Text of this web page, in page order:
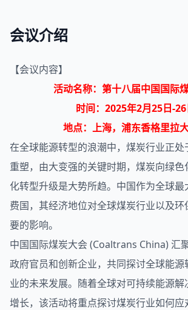
会议介绍
【会议内容】
活动名称：第十八届中国国际
时间：2025年2月25日-26
地点：上海，浦东香格里拉
在全球能源转型的浪潮中，煤炭行业正处
重塑，由大变强的关键时期，煤炭向绿
化转型升级是大势所趋。中国作为全球
费国，其经济地位对全球煤炭行业以及
要的影响。
中国国际煤炭大会 (Coaltrans China) 汇
政府官员和创新企业，共同探讨全球能
业的未来发展。随着全球对可持续能源
增长，该活动将重点探讨煤炭行业如何